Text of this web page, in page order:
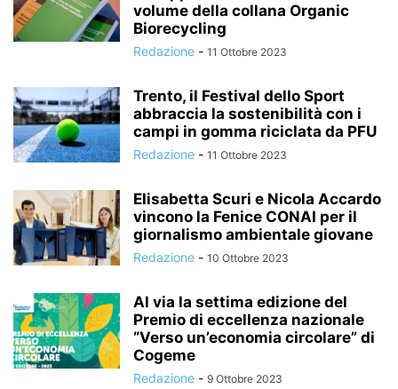
volume della collana Organic
Biorecycling
Redazione - 11 Ottobre 2023
Trento, il Festival dello Sport
abbraccia la sostenibilità con i
campi in gomma riciclata da PFU
Redazione - 11 Ottobre 2023
Elisabetta Scuri e Nicola Accardo
vincono la Fenice CONAI per il
giornalismo ambientale giovane
Redazione - 10 Ottobre 2023
Al via la settima edizione del
Premio di eccellenza nazionale
“Verso un’economia circolare” di
Cogeme
Redazione - 9 Ottobre 2023